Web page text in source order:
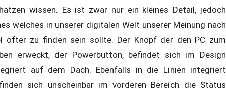
wissen. Es ist zwar nur ein kleines Detail, jedoch
welches in unserer digitalen Welt unserer Meinung nach
öfter zu finden sein sollte. Der Knopf der den PC zum
erweckt, der Powerbutton, befindet sich im Design
auf dem Dach. Ebenfalls in die Linien integriert
sich unscheinbar im vorderen Bereich die Status